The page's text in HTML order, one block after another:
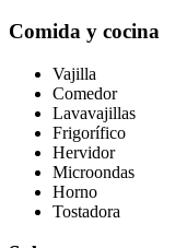
Comida y cocina
Vajilla
Comedor
Lavavajillas
Frigorífico
Hervidor
Microondas
Horno
Tostadora